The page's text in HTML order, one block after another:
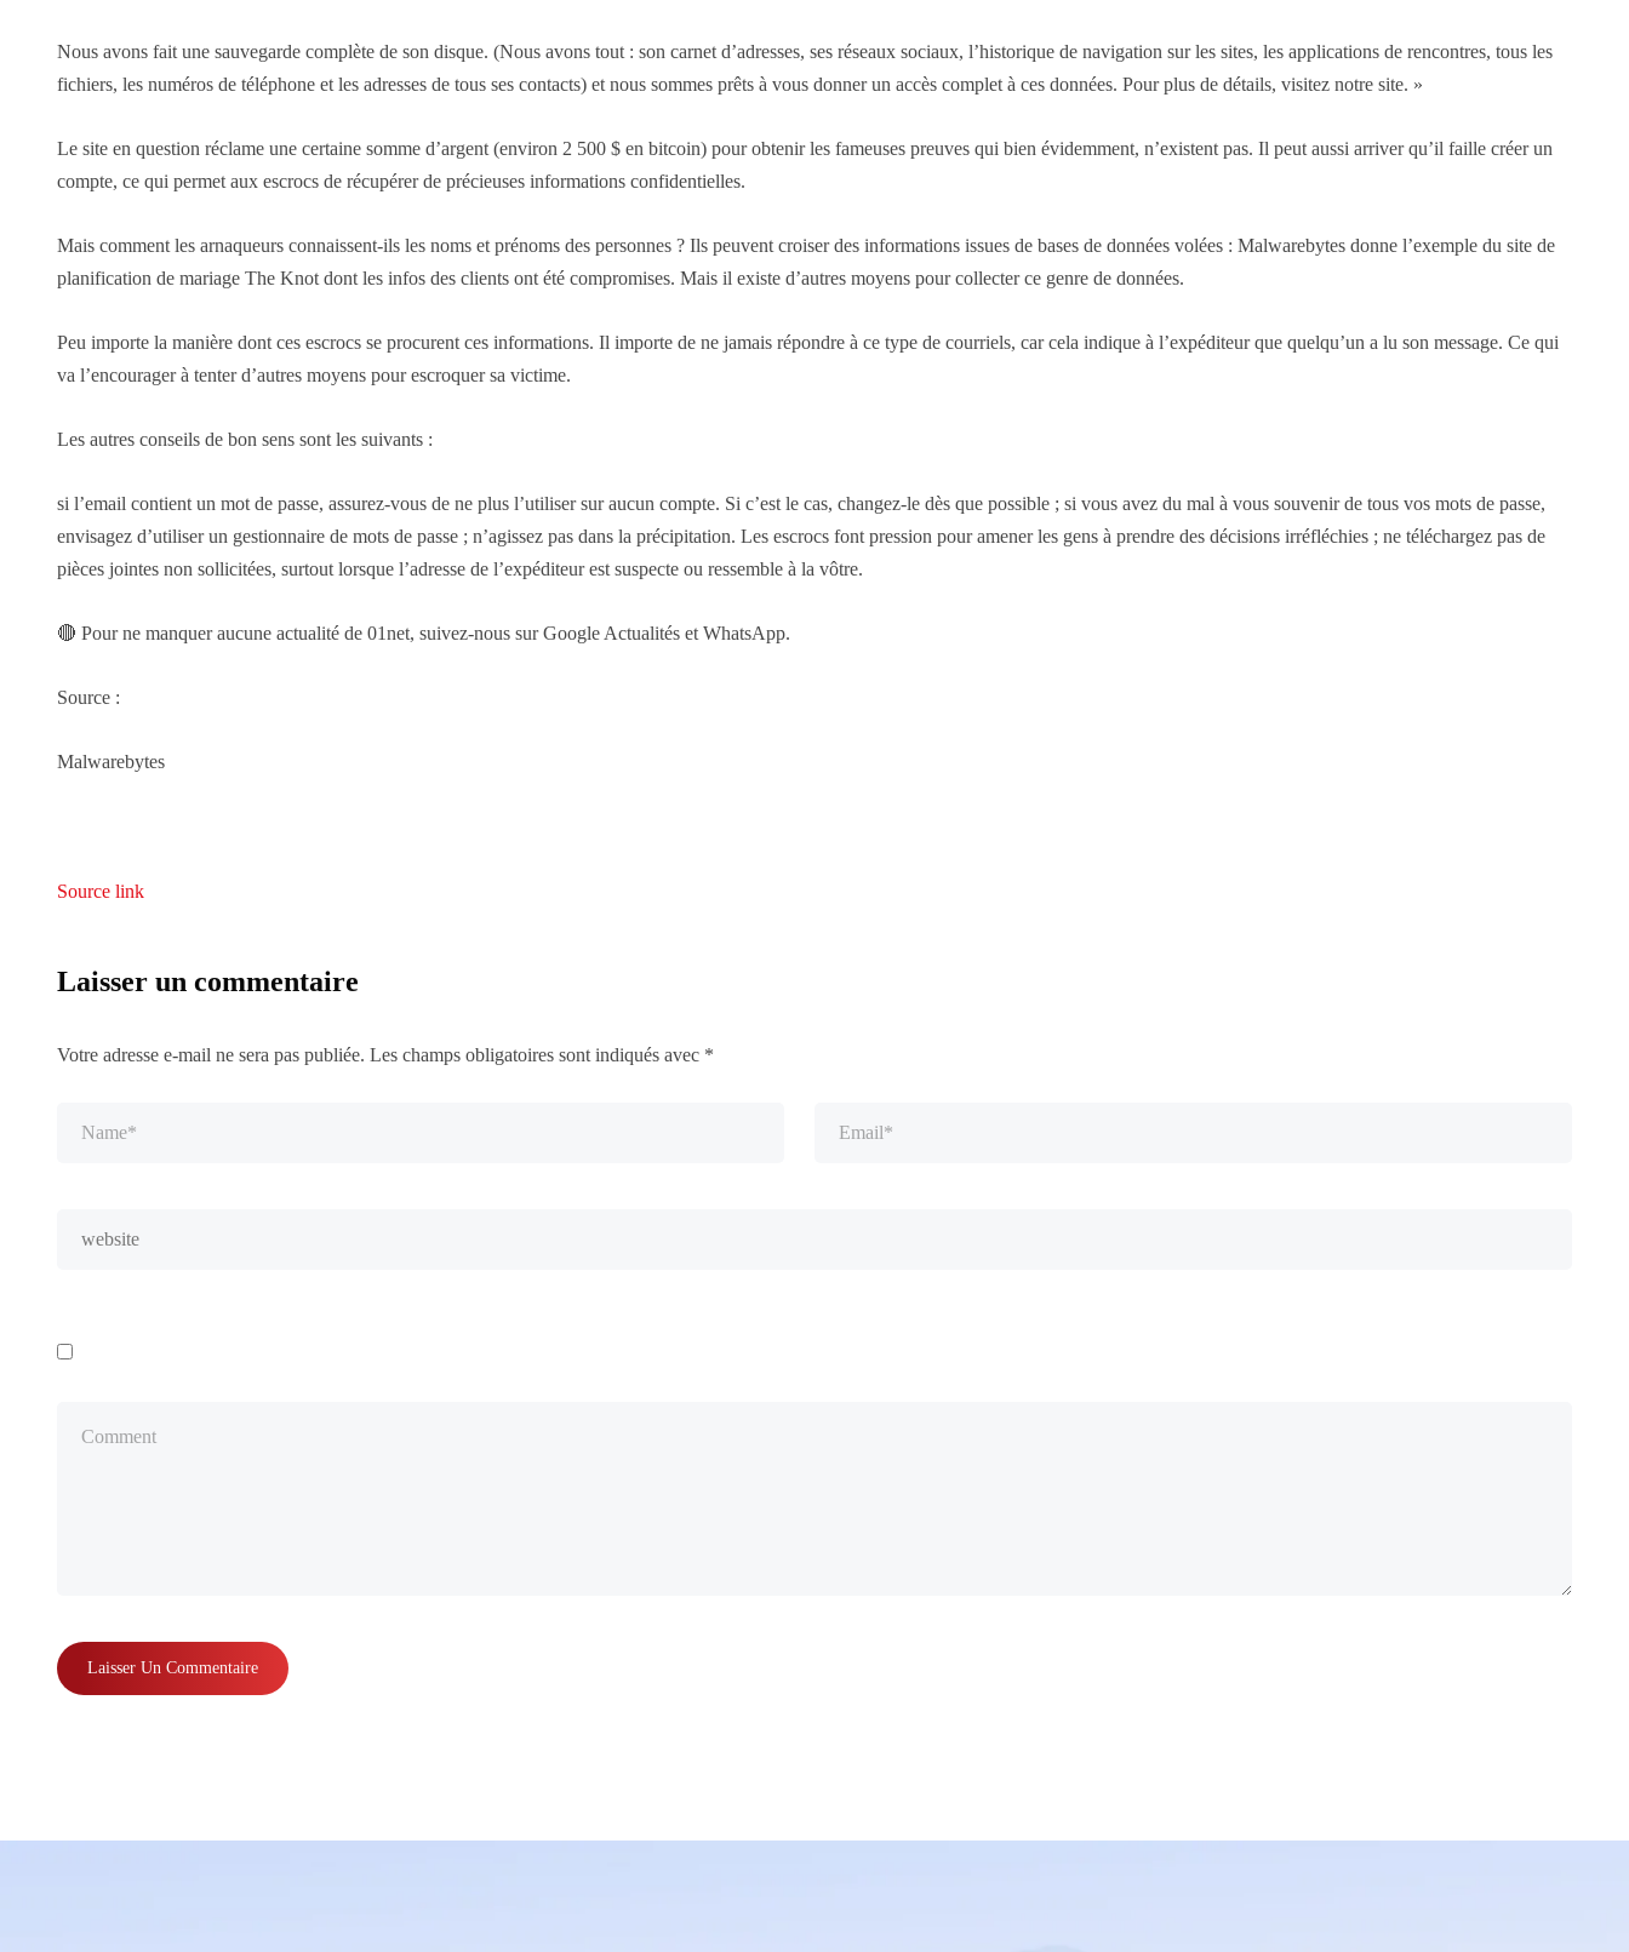
Nous avons fait une sauvegarde complète de son disque. (Nous avons tout : son carnet d’adresses, ses réseaux sociaux, l’historique de navigation sur les sites, les applications de rencontres, tous les
fichiers, les numéros de téléphone et les adresses de tous ses contacts) et nous sommes prêts à vous donner un accès complet à ces données. Pour plus de détails, visitez notre site. »
Le site en question réclame une certaine somme d’argent (environ 2 500 $ en bitcoin) pour obtenir les fameuses preuves qui bien évidemment, n’existent pas. Il peut aussi arriver qu’il faille créer un
compte, ce qui permet aux escrocs de récupérer de précieuses informations confidentielles.
Mais comment les arnaqueurs connaissent-ils les noms et prénoms des personnes ? Ils peuvent croiser des informations issues de bases de données volées : Malwarebytes donne l’exemple du site de
planification de mariage The Knot dont les infos des clients ont été compromises. Mais il existe d’autres moyens pour collecter ce genre de données.
Peu importe la manière dont ces escrocs se procurent ces informations. Il importe de ne jamais répondre à ce type de courriels, car cela indique à l’expéditeur que quelqu’un a lu son message. Ce qui
va l’encourager à tenter d’autres moyens pour escroquer sa victime.
Les autres conseils de bon sens sont les suivants :
si l’email contient un mot de passe, assurez-vous de ne plus l’utiliser sur aucun compte. Si c’est le cas, changez-le dès que possible ; si vous avez du mal à vous souvenir de tous vos mots de passe,
envisagez d’utiliser un gestionnaire de mots de passe ; n’agissez pas dans la précipitation. Les escrocs font pression pour amener les gens à prendre des décisions irréfléchies ; ne téléchargez pas de
pièces jointes non sollicitées, surtout lorsque l’adresse de l’expéditeur est suspecte ou ressemble à la vôtre.
🔴 Pour ne manquer aucune actualité de 01net, suivez-nous sur Google Actualités et WhatsApp.
Source :
Malwarebytes
Source link
Laisser un commentaire
Votre adresse e-mail ne sera pas publiée. Les champs obligatoires sont indiqués avec *